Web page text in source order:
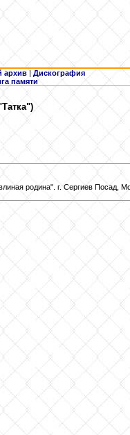
архив | Дискография
памяти
родина". г. Сергиев Посад,